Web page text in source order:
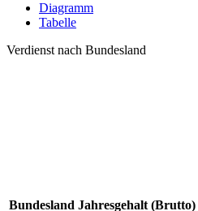
Diagramm
Tabelle
Verdienst nach Bundesland
Bundesland Jahresgehalt (Brutto)